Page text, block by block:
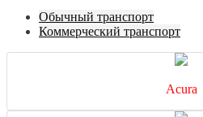
Обычный транспорт
Коммерческий транспорт
Acura